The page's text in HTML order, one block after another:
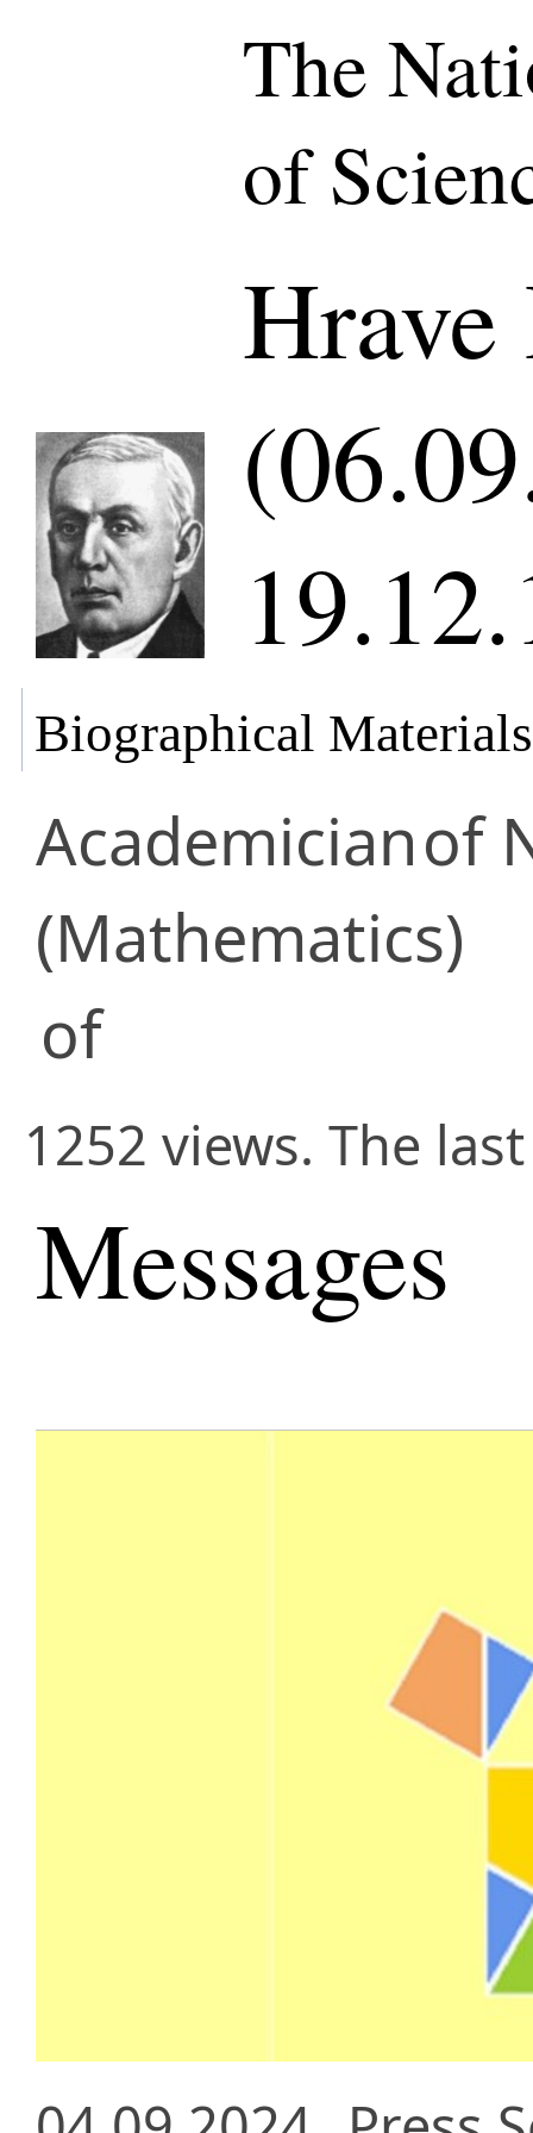
The
of
Biographical Materials
Academicianof
(Mathematics)
of
1252 views. The
Messages